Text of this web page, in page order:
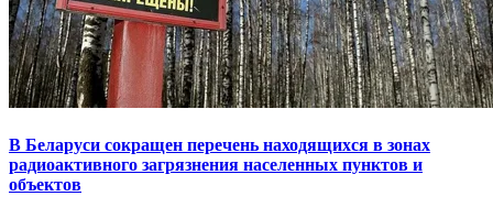
В Беларуси сокращен перечень находящихся в зонах
радиоактивного загрязнения населенных пунктов и
объектов